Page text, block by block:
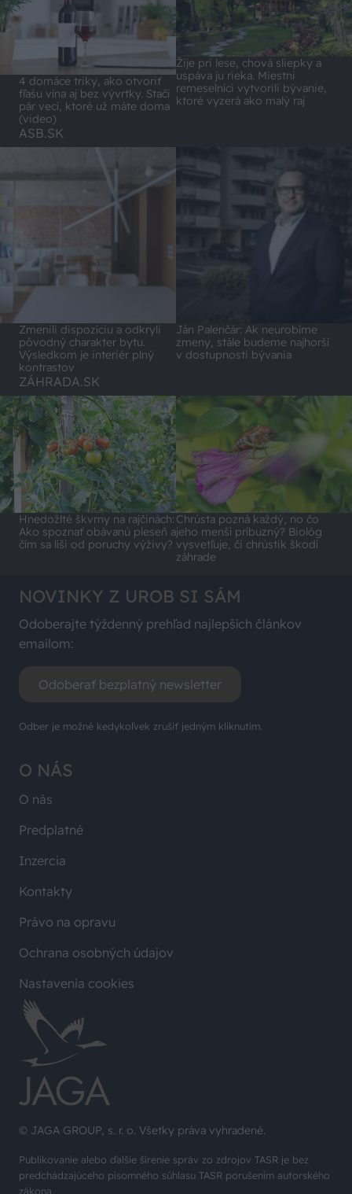
4 domáce triky, ako otvoriť
fľašu vína aj bez vývrtky. Stačí
pár vecí, ktoré už máte doma
(video)
Žije pri lese, chová sliepky a
uspáva ju rieka. Miestni
remeselníci vytvorili bývanie,
ktoré vyzerá ako malý raj
ASB.SK
Zmenili dispozíciu a odkryli
pôvodný charakter bytu.
Výsledkom je interiér plný
kontrastov
Ján Palenčár: Ak neurobíme
zmeny, stále budeme najhorší
v dostupnosti bývania
ZÁHRADA.SK
Hnedožlté škvrny na rajčinách:
Ako spoznať obávanú pleseň a
čím sa líši od poruchy výživy?
Chrústa pozná každý, no čo
jeho menší príbuzný? Biológ
vysvetľuje, či chrústik škodí
záhrade
© JAGA GROUP, s. r. o. Všetky práva vyhradené.
Publikovanie alebo ďalšie šírenie správ zo zdrojov TASR je bez
predchádzajúceho písomného súhlasu TASR porušením autorského
zákona.
O NÁS
O nás
Predplatné
Inzercia
Kontakty
Právo na opravu
Ochrana osobných údajov
Nastavenia cookies
NOVINKY Z UROB SI SÁM
Odoberajte týždenný prehľad najlepších článkov
emailom:
Odoberať bezplatný newsletter
Odber je možné kedykoľvek zrušiť jedným kliknutím.